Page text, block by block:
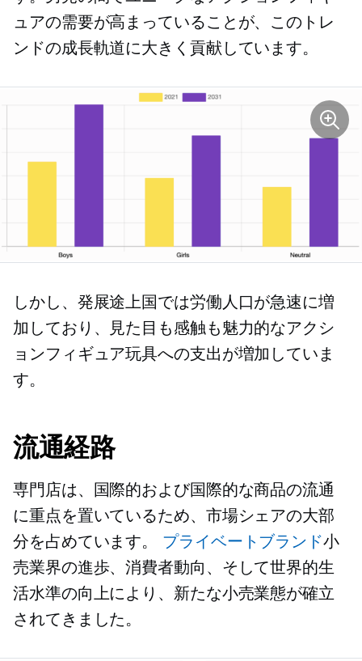
ュアの需要が高まっていることが、このトレ
ンドの成長軌道に大きく貢献しています。
しかし、発展途上国では労働人口が急速に増
加しており、見た目も感触も魅力的なアクシ
ョンフィギュア玩具への支出が増加していま
す。
流通経路
専門店は、国際的および国際的な商品の流通
に重点を置いているため、市場シェアの大部
分を占めています。 プライベートブランド小
売業界の進歩、消費者動向、そして世界的生
活水準の向上により、新たな小売業態が確立
されてきました。